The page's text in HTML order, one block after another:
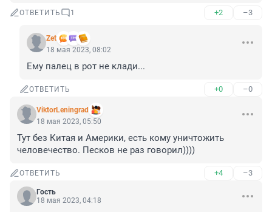
ОТВЕТИТЬ 1 +2 –3
Zet
18 мая 2023, 08:02
Ему палец в рот не клади...
ОТВЕТИТЬ +0 –0
ViktorLeningrad
18 мая 2023, 05:50
Тут без Китая и Америки, есть кому уничтожить
человечество. Песков не раз говорил))))
ОТВЕТИТЬ +4 –3
Гость
18 мая 2023, 04:18